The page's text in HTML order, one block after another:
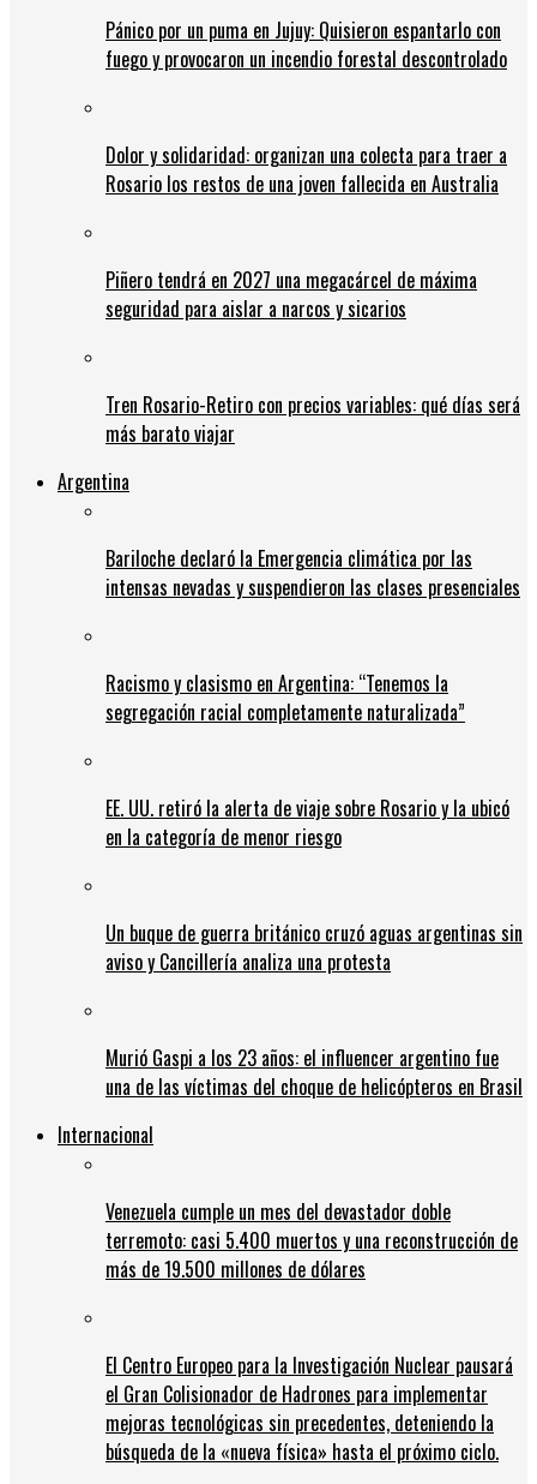
Pánico por un puma en Jujuy: Quisieron espantarlo con
fuego y provocaron un incendio forestal descontrolado
Dolor y solidaridad: organizan una colecta para traer a
Rosario los restos de una joven fallecida en Australia
Piñero tendrá en 2027 una megacárcel de máxima
seguridad para aislar a narcos y sicarios
Tren Rosario-Retiro con precios variables: qué días será
más barato viajar
Argentina
Bariloche declaró la Emergencia climática por las
intensas nevadas y suspendieron las clases presenciales
Racismo y clasismo en Argentina: “Tenemos la
segregación racial completamente naturalizada”
EE. UU. retiró la alerta de viaje sobre Rosario y la ubicó
en la categoría de menor riesgo
Un buque de guerra británico cruzó aguas argentinas sin
aviso y Cancillería analiza una protesta
Murió Gaspi a los 23 años: el influencer argentino fue
una de las víctimas del choque de helicópteros en Brasil
Internacional
Venezuela cumple un mes del devastador doble
terremoto: casi 5.400 muertos y una reconstrucción de
más de 19.500 millones de dólares
El Centro Europeo para la Investigación Nuclear pausará
el Gran Colisionador de Hadrones para implementar
mejoras tecnológicas sin precedentes, deteniendo la
búsqueda de la «nueva física» hasta el próximo ciclo.